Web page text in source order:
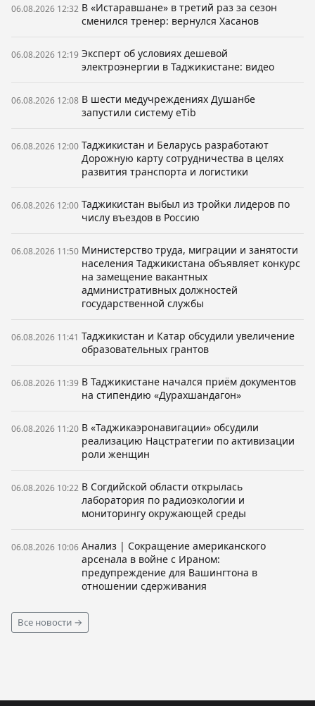
06.08.2026 12:32 В «Истаравшане» в третий раз за сезон
сменился тренер: вернулся Хасанов
06.08.2026 12:19 Эксперт об условиях дешевой
электроэнергии в Таджикистане: видео
06.08.2026 12:08 В шести медучреждениях Душанбе
запустили систему eTib
06.08.2026 12:00 Таджикистан и Беларусь разработают
Дорожную карту сотрудничества в целях
развития транспорта и логистики
06.08.2026 12:00 Таджикистан выбыл из тройки лидеров по
числу въездов в Россию
06.08.2026 11:50 Министерство труда, миграции и занятости
населения Таджикистана объявляет конкурс
на замещение вакантных
административных должностей
государственной службы
06.08.2026 11:41 Таджикистан и Катар обсудили увеличение
образовательных грантов
06.08.2026 11:39 В Таджикистане начался приём документов
на стипендию «Дурахшандагон»
06.08.2026 11:20 В «Таджикаэронавигации» обсудили
реализацию Нацстратегии по активизации
роли женщин
06.08.2026 10:22 В Согдийской области открылась
лаборатория по радиоэкологии и
мониторингу окружающей среды
06.08.2026 10:06 Анализ | Сокращение американского
арсенала в войне с Ираном:
предупреждение для Вашингтона в
отношении сдерживания
Все новости →